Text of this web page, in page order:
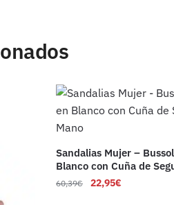
Sandalias Mujer –
Blanco con Cuña de
60,39€ 22,95€